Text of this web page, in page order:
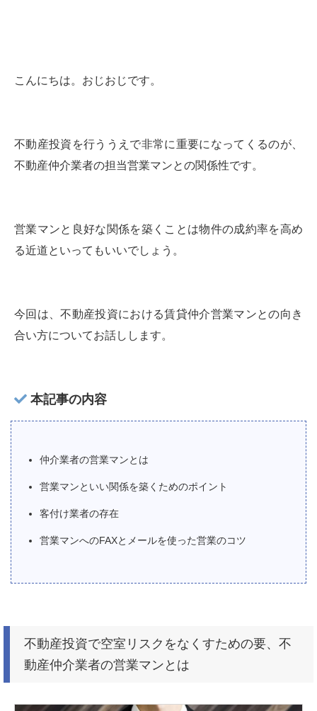
こんにちは。おじおじです。
不動産投資を行ううえで非常に重要になってくるのが、
不動産仲介業者の担当営業マンとの関係性です。
営業マンと良好な関係を築くことは物件の成約率を高め
る近道といってもいいでしょう。
今回は、不動産投資における賃貸仲介営業マンとの向き
合い方についてお話しします。
本記事の内容
仲介業者の営業マンとは
営業マンといい関係を築くためのポイント
客付け業者の存在
営業マンへのFAXとメールを使った営業のコツ
不動産投資で空室リスクをなくすための要、不
動産仲介業者の営業マンとは